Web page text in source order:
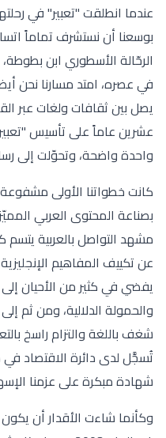
عندما انطلقت "تعبير" في
بوسعنا أن نستشرف تماماً
الرحّالة الأسطوري ابن
في عصره، امتد مسارنا نحن
يصل بين ثقافات ولغات عبر
عشرين عاماً على تأسيس
واحدة واضحة، وتحوّلت إلى
كانت خطواتنا الأولى
بصناعة المحتوى العربي
مشهد التواصل بالعربية يتسم
عن تكييف المفاهيم
يفضي في كثير من الأحيان
والحمولة الدلالية، ومن ثم
شغف باللغة والتزام راسخ
تُسجَّل لدى دائرة
شهادة مبكرة على عزمنا
وكأنما شاءت الأقدار أن